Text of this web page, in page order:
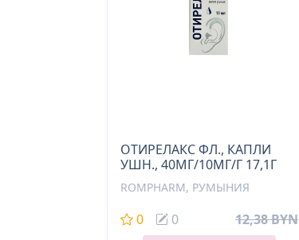
ОТИРЕЛАКС ФЛ., КАПЛИ
УШН., 40МГ/10МГ/Г 17,1Г
ROMPHARM, РУМЫНИЯ
0 0
12,38 BYN